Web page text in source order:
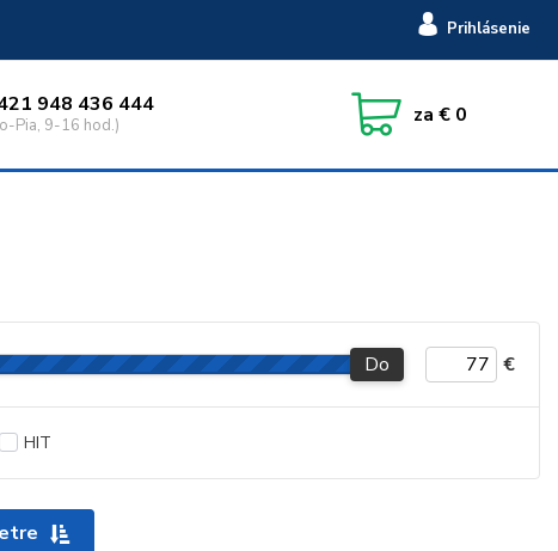
Prihlásenie
948 436 444
Pia, 9-16 hod.) za € 0
Do €
HIT